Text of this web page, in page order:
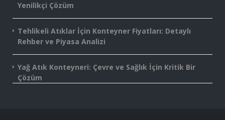
Yenilikçi Çözüm
Tehlikeli Atıklar İçin Konteyner Fiyatları: Detaylı
Rehber ve Piyasa Analizi
Yağ Atık Konteyneri: Çevre ve Sağlık İçin Kritik Bir
Çözüm